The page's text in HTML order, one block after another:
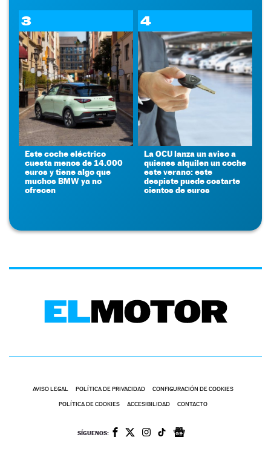
3
Este coche eléctrico
cuesta menos de 14.000
euros y tiene algo que
muchos BMW ya no
ofrecen
4
La OCU lanza un aviso a
quienes alquilen un coche
este verano: este
despiste puede costarte
cientos de euros
AVISO LEGAL POLÍTICA DE PRIVACIDAD CONFIGURACIÓN DE COOKIES
POLÍTICA DE COOKIES ACCESIBILIDAD CONTACTO
SÍGUENOS: